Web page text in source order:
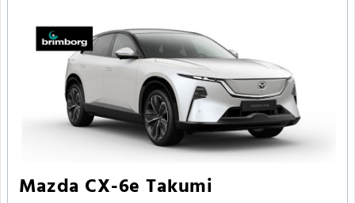
Mazda CX-6e Takumi